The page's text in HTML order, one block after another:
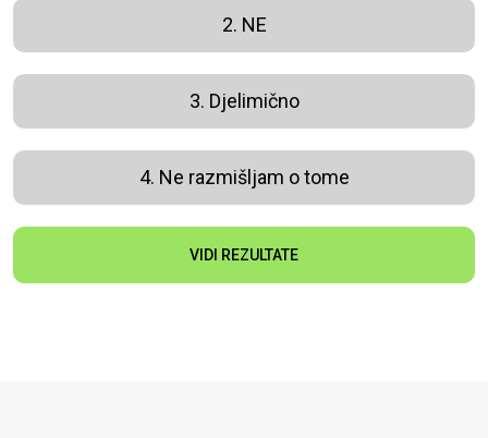
2. NE
3. Djelimično
4. Ne razmišljam o tome
VIDI REZULTATE